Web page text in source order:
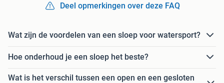
Deel opmerkingen over deze FAQ
Wat zijn de voordelen van een sloep voor watersport?
Hoe onderhoud je een sloep het beste?
Wat is het verschil tussen een open en een gesloten